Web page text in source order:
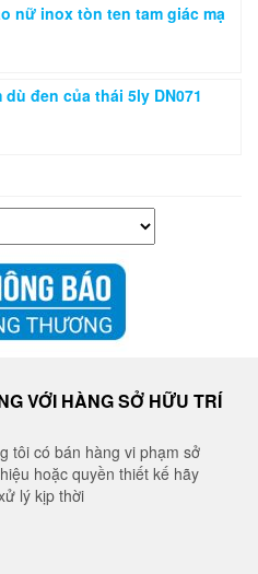
nữ inox tòn ten tam giác mạ
dù đen của thái 5ly DN071
VỚI HÀNG SỞ HỮU TRÍ
tôi có bán hàng vi phạm sở
hoặc quyền thiết kế hãy
lý kịp thời